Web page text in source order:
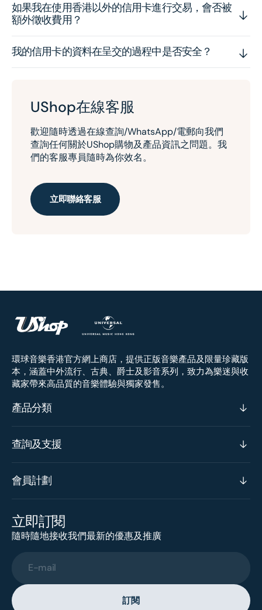
如果我在使用香港以外的信用卡進行交易，會否被
額外徵收費用？
我的信用卡的資料在呈交的過程中是否安全？
UShop在線客服
歡迎隨時透過在線查詢/WhatsApp/電郵向我們
查詢任何關於UShop購物及產品資訊之問題。我
們的客服專員隨時為你效名。
立即聯絡客服
環球音樂香港官方網上商店，提供正版音樂產品及限量珍藏版
本，涵蓋中外流行、古典、爵士及影音系列，致力為樂迷與收
藏家帶來高品質的音樂體驗與獨家發售。
產品分類
查詢及支援
會員計劃
立即訂閱
隨時隨地接收我們最新的優惠及推廣
E-mail
訂閱